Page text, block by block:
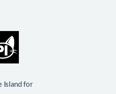
Island for